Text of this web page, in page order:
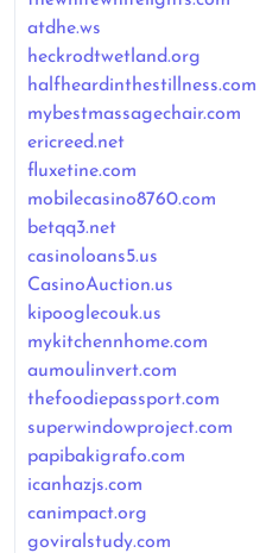
atdhe.ws
heckrodtwetland.org
halfheardinthestillness.com
mybestmassagechair.com
ericreed.net
fluxetine.com
mobilecasino8760.com
betqq3.net
casinoloans5.us
CasinoAuction.us
kipooglecouk.us
mykitchennhome.com
aumoulinvert.com
thefoodiepassport.com
superwindowproject.com
papibakigrafo.com
icanhazjs.com
canimpact.org
goviralstudy.com